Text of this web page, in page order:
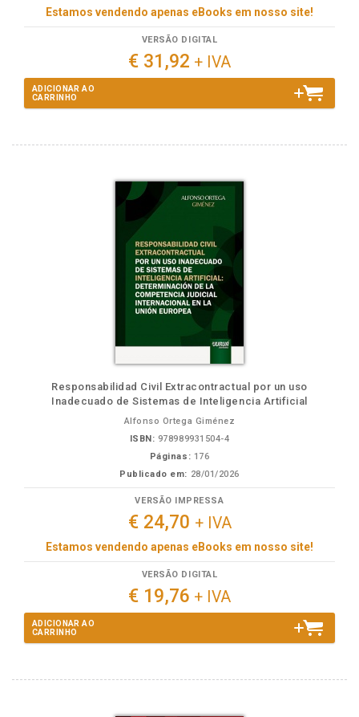
Estamos vendendo apenas eBooks em nosso site!
VERSÃO DIGITAL
€ 31,92 + IVA
ADICIONAR AO
CARRINHO
Responsabilidad Civil Extracontractual por un uso
Inadecuado de Sistemas de Inteligencia Artificial
Alfonso Ortega Giménez
ISBN: 978989931504-4
Páginas: 176
Publicado em: 28/01/2026
VERSÃO IMPRESSA
€ 24,70 + IVA
Estamos vendendo apenas eBooks em nosso site!
VERSÃO DIGITAL
€ 19,76 + IVA
ADICIONAR AO
CARRINHO